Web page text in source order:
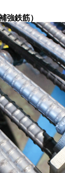
強鉄筋）